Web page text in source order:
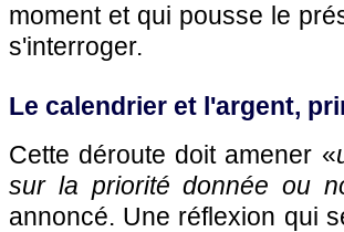
moment et qui pousse le
s'interroger.
Le calendrier et l'argent,
Cette déroute doit amener «
sur la priorité donnée ou
annoncé. Une réflexion qui